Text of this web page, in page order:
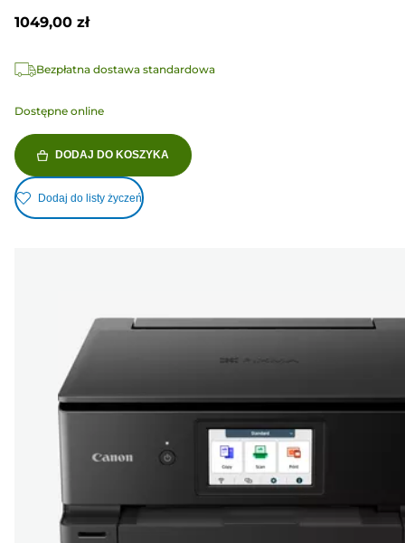
1049,00 zł
Bezpłatna dostawa standardowa
Dostępne online
DODAJ DO KOSZYKA
Dodaj do listy życzeń